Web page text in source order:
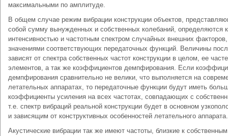
максимальными по амплитуде.
В общем случае режим вибрации конструкции объектов,
собой сумму вынужденных и собственных колебаний, определяются
интенсивностью и частотным спектром случайных внешних факторов,
значениями соответствующих передаточных функций. Величины
зависят от спектра собственных частот конструкции в целом, ее
элементов, а так же коэффициентов демпфирования. Если
демпфирования сравнительно не велики, что выполняется на
летательных аппаратах, то передаточные функции будут иметь
коэффициенты усиления на всех частотах, совпадающих с
т.е. спектр вибраций реальной конструкции будет в основном
и зависящим от конструктивных особенностей летательного аппарата.
Акустические вибрации так же имеют частоты, близкие к собственным